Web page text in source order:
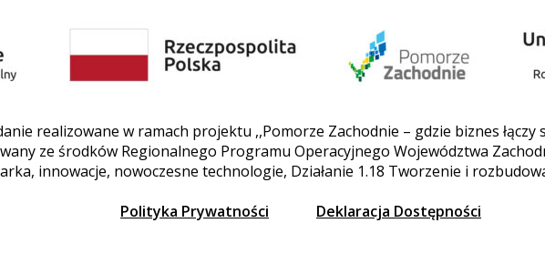
realizowane w ramach projektu ,,Pomorze Zachodnie – gdzie biznes łączy
ze środków Regionalnego Programu Operacyjnego Województwa
innowacje, nowoczesne technologie, Działanie 1.18 Tworzenie i
Polityka Prywatności
Deklaracja Dostępności